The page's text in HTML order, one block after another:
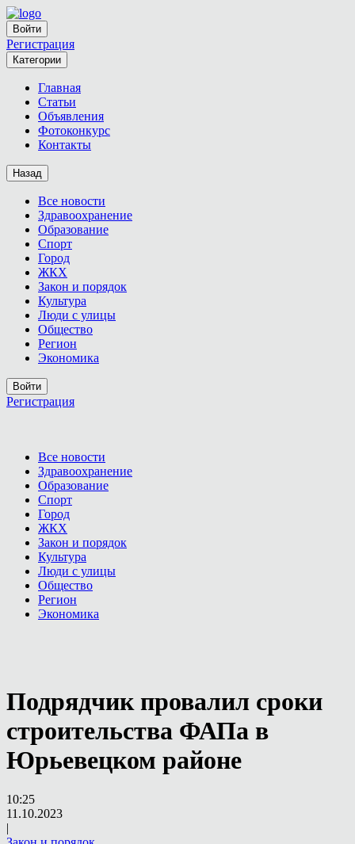
Войти
Регистрация
Категории
Главная
Статьи
Объявления
Фотоконкурс
Контакты
Назад
Все новости
Здравоохранение
Образование
Спорт
Город
ЖКХ
Закон и порядок
Культура
Люди с улицы
Общество
Регион
Экономика
Войти
Регистрация
Все новости
Здравоохранение
Образование
Спорт
Город
ЖКХ
Закон и порядок
Культура
Люди с улицы
Общество
Регион
Экономика
Подрядчик провалил сроки
строительства ФАПа в
Юрьевецком районе
10:25
11.10.2023
|